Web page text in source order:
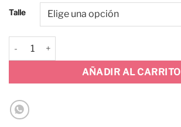
Talle
CAMISA HOMBRE - JULEN cantidad
AÑADIR AL CARRITO